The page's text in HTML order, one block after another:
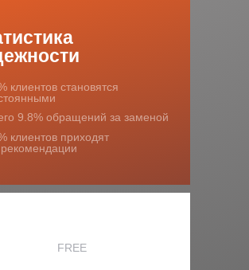
клиентов становятся
9.8% обращений за заменой
клиентов приходят
FREE